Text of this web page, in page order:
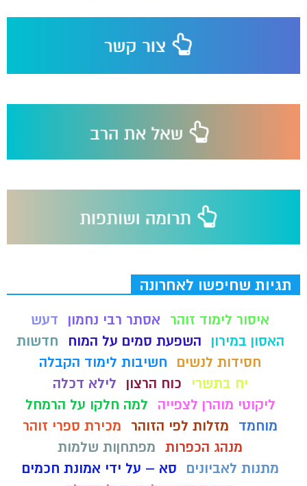
תגיות שחיפשו לאחרונה
איסור לימוד זוהר אסתר רבי נחמון
דעש
האסון במירון
השפעת סמים על המוח
חדשות
חסידות לנשים
חשיבות לימוד הקבלה
יח בתשרי
כוח הרצון
לילא דכלה
ליקוטי מוהרן לצפייה
למה חלקו על הרמחל
מוחמד
מזלות לפי הזוהר
מכירת ספרי זוהר
מנהג הכפרות מפתחןות שלמות
מתנות לאביונים
סא – על ידי אמונת חכמים